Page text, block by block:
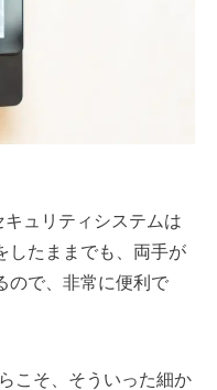
ュリティシステムは
したままでも、両手が
ので、非常に便利で
こそ、そういった細か